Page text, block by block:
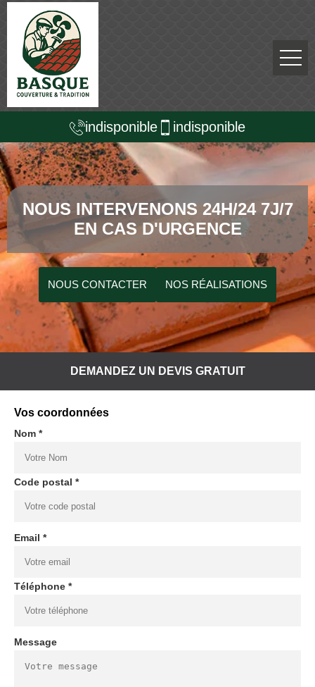
indisponible indisponible
NOUS INTERVENONS 24H/24 7J/7
EN CAS D'URGENCE
NOUS CONTACTER NOS RÉALISATIONS
DEMANDEZ UN DEVIS GRATUIT
Vos coordonnées
Nom *
Code postal *
Email *
Téléphone *
Message